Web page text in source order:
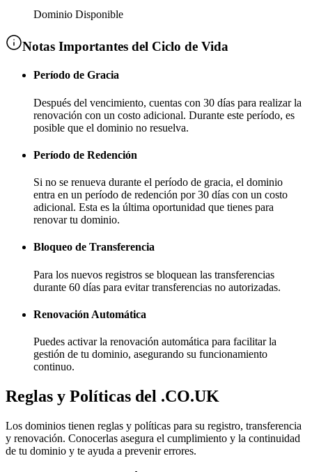
Dominio Disponible
Notas Importantes del Ciclo de Vida
Período de Gracia
Después del vencimiento, cuentas con 30 días para realizar la
renovación con un costo adicional. Durante este período, es
posible que el dominio no resuelva.
Período de Redención
Si no se renueva durante el período de gracia, el dominio
entra en un período de redención por 30 días con un costo
adicional. Esta es la última oportunidad que tienes para
renovar tu dominio.
Bloqueo de Transferencia
Para los nuevos registros se bloquean las transferencias
durante 60 días para evitar transferencias no autorizadas.
Renovación Automática
Puedes activar la renovación automática para facilitar la
gestión de tu dominio, asegurando su funcionamiento
continuo.
Reglas y Políticas del .CO.UK
Los dominios tienen reglas y políticas para su registro, transferencia
y renovación. Conocerlas asegura el cumplimiento y la continuidad
de tu dominio y te ayuda a prevenir errores.